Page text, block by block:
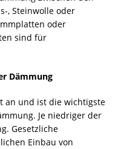
, Steinwolle oder
oder
sind für
Dämmung
an und ist die wichtigste
Je niedriger der
Gesetzliche
Einbau von